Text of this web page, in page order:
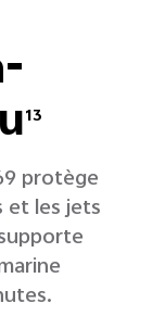
13
protège
et les jets